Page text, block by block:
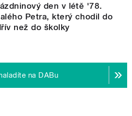
den v létě '78.
Petra, který chodil do
než do školky
na DABu